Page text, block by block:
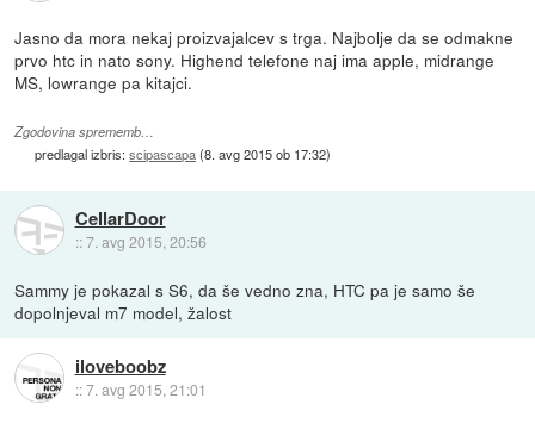
Jasno da mora nekaj proizvajalcev s trga. Najbolje da se odmakne
prvo htc in nato sony. Highend telefone naj ima apple, midrange
MS, lowrange pa kitajci.
Zgodovina sprememb…
predlagal izbris:scipascapa(8. avg 2015 ob 17:32)
CellarDoor
::7. avg 2015, 20:56
Sammy je pokazal s S6, da še vedno zna, HTC pa je samo še
dopolnjeval m7 model, žalost
iloveboobz
::7. avg 2015, 21:01